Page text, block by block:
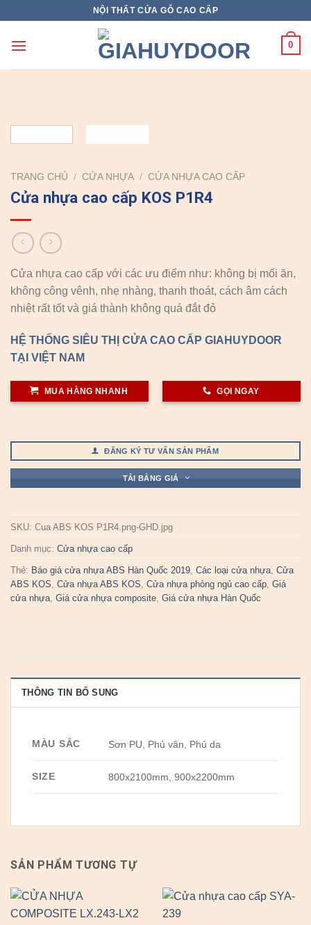
content
NỘI THẤT CỬA GỖ CAO CẤP
0
TRANG CHỦ / CỬA NHỰA / CỬA NHỰA CAO CẤP
Cửa nhựa cao cấp KOS P1R4
Cửa nhựa cao cấp với các ưu điểm như: không bị mối ăn,
không công vênh, nhẹ nhàng, thanh thoát, cách âm cách
nhiệt rất tốt và giá thành không quá đắt đỏ
HỆ THỐNG SIÊU THỊ CỬA CAO CẤP GIAHUYDOOR
TẠI VIỆT NAM
MUA HÀNG NHANH GỌI NGAY
ĐĂNG KÝ TƯ VẤN SẢN PHẨM
TẢI BẢNG GIÁ
SKU: Cua ABS KOS P1R4.png-GHD.jpg
Danh mục: Cửa nhựa cao cấp
Thẻ: Báo giá cửa nhựa ABS Hàn Quốc 2019, Các loại cửa nhựa, Cửa
ABS KOS, Cửa nhựa ABS KOS, Cửa nhựa phòng ngủ cao cấp, Giá
cửa nhựa, Giá cửa nhựa composite, Giá cửa nhựa Hàn Quốc
THÔNG TIN BỔ SUNG
MÀU SẮC Sơn PU, Phủ vân, Phủ da
SIZE 800x2100mm, 900x2200mm
SẢN PHẨM TƯƠNG TỰ